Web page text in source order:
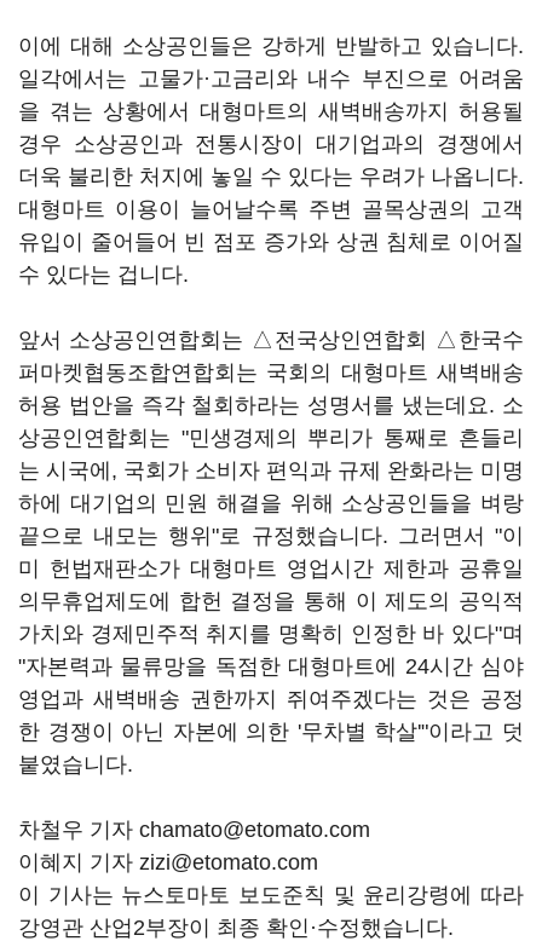
이에 대해 소상공인들은 강하게 반발하고 있습니다.
일각에서는 고물가·고금리와 내수 부진으로 어려움
을 겪는 상황에서 대형마트의 새벽배송까지 허용될
경우 소상공인과 전통시장이 대기업과의 경쟁에서
더욱 불리한 처지에 놓일 수 있다는 우려가 나옵니다.
대형마트 이용이 늘어날수록 주변 골목상권의 고객
유입이 줄어들어 빈 점포 증가와 상권 침체로 이어질
수 있다는 겁니다.
앞서 소상공인연합회는 △전국상인연합회 △한국수
퍼마켓협동조합연합회는 국회의 대형마트 새벽배송
허용 법안을 즉각 철회하라는 성명서를 냈는데요. 소
상공인연합회는 "민생경제의 뿌리가 통째로 흔들리
는 시국에, 국회가 소비자 편익과 규제 완화라는 미명
하에 대기업의 민원 해결을 위해 소상공인들을 벼랑
끝으로 내모는 행위"로 규정했습니다. 그러면서 "이
미 헌법재판소가 대형마트 영업시간 제한과 공휴일
의무휴업제도에 합헌 결정을 통해 이 제도의 공익적
가치와 경제민주적 취지를 명확히 인정한 바 있다"며
"자본력과 물류망을 독점한 대형마트에 24시간 심야
영업과 새벽배송 권한까지 쥐여주겠다는 것은 공정
한 경쟁이 아닌 자본에 의한 '무차별 학살'"이라고 덧
붙였습니다.
차철우 기자 chamato@etomato.com
이혜지 기자 zizi@etomato.com
이 기사는 뉴스토마토 보도준칙 및 윤리강령에 따라
강영관 산업2부장이 최종 확인·수정했습니다.